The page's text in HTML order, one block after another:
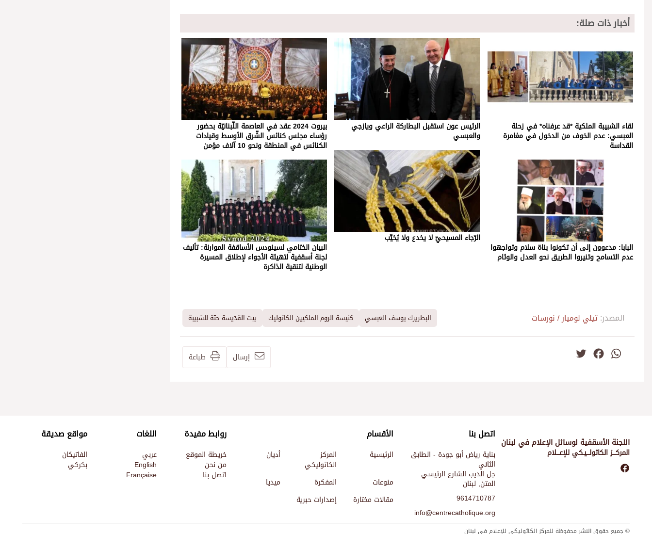
أخبار ذات صلة:
لقاء الشبيبة الملكية *قد عرفناه* في زحلة
العبسي: عدم الخوف من الدخول في مغامرة
القداسة
البابا: مدعوون إلى أن تكونوا بناة سلام وتواجهوا
عدم التسامح وتنيروا الطريق نحو العدل والوئام
الرئيس عون استقبل البطاركة الراعي ويازجي
والعبسي
الرّجاء المسيحيّ لا يخدع ولا يُخيِّب
بيروت 2024 عقد في العاصمة اللّبنانيّة بحضور
رؤساء مجلس كنائس الشّرق الأوسط وقيادات
الكنائس في المنطقة ونحو 10 آلاف مؤمن
البيان الختامي لسينودس الأساقفة الموارنة: تأليف
لجنة أسقفية لتهيئة الأجواء لإطلاق المسيرة
الوطنية لتنقية الذاكرة
المصدر: تيلي لوميار / نورسات البطريرك يوسف العبسي كنيسة الروم الملكيين الكاثوليك بيت القدّيسة حنّة للشبيبة
WhatsApp
Facebook إرسال طباعة
اللجنة الأسقفية لوسائل الإعلام في لبنان
المركـــز الكاثولـــيـكي للإعـــلام
اتصل بنا
بناية رياض أبو جودة - الطابق
الثاني
جل الديب الشارع الرئيسي
المتن, لبنان
9614710787
info@centrecatholique.org
الأقسام
الرئيسية المركز
الكاثوليكي
أديان
منوعات المفكرة
ميديا
مقالات مختارة
إصدارات حبرية
روابط مفيدة
خريطة الموقع
من نحن
اتصل بنا
اللغات
عربي
English
Française
مواقع صديقة
الفاتيكان
بكركي
© جميع حقوق النشر محفوظة للمركز الكاثوليكي للإعلام في لبنان